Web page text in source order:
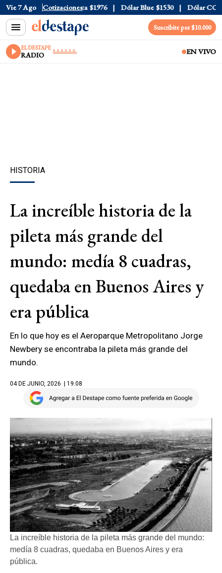
Vie 7 Ago Cotizaciones
$1520 Dólar Tarjeta $1976 Dólar Blue $1530 Dólar CCL
Suscribite por $10.000
EL DESTAPE
RADIO EN VIVO
HISTORIA
La increíble historia de la
pileta más grande del
mundo: medía 8 cuadras,
quedaba en Buenos Aires y
era pública
En lo que hoy es el Aeroparque Metropolitano Jorge
Newbery se encontraba la pileta más grande del
mundo.
04 DE JUNIO, 2026 | 19.08
La increíble historia de la pileta más grande del mundo:
medía 8 cuadras, quedaba en Buenos Aires y era
pública.